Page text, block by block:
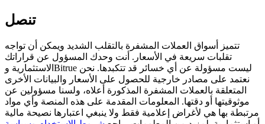
Deposit CASHCAT & Win
Share 500000 CASHCAT prize pool
Exclusive for BitMart Users
تنصل
تتميز أسواق العملات المشفرة بالتقلب الشديد ويمكن أن تواجه
تقلبات سريعة في الأسعار. أنت وحدك المسؤول عن قراراتك
الاستثمارية وBitrue ليست مسؤولة عن أي خسائر قد تتكبدها. نحن
نعتمد على مصادر خارجية للحصول على الأسعار والبيانات الأخرى
المتعلقة بالعملات المشفرة المذكورة أعلاه، ولسنا مسؤولين عن
موثوقيتها أو دقتها. المعلومات المقدمة على هذه المنصة وأي مواد
مرتبطة بها هي لأغراض إعلامية فقط ولا ينبغي اعتبارها نصيحة مالية